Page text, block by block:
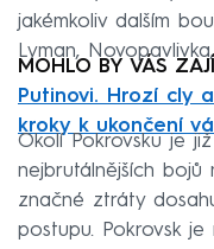
jakémkoliv dalším
Lyman,
MOHLO BY VÁS
Putinovi. Hrozí cly
kroky k ukončení
Okolí Pokrovsku je
nejbrutálnějších bojů
značné ztráty
postupu. Pokrovsk